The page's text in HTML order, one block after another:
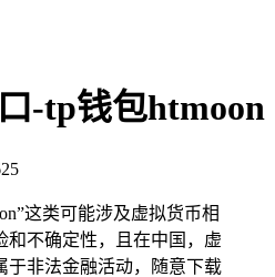
-tp钱包htmoon
这类可能涉及虚拟货币相
和不确定性，且在中国，虚
于非法金融活动，随意下载